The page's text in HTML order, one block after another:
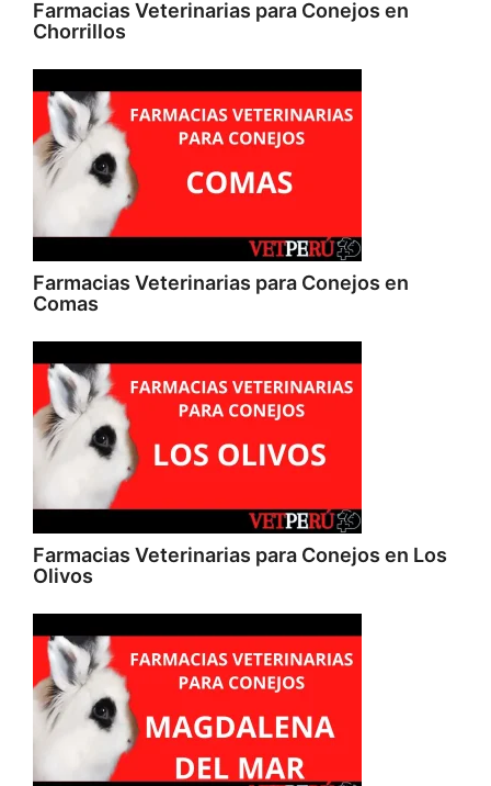
Farmacias Veterinarias para Conejos en
Chorrillos
Farmacias Veterinarias para Conejos en
Comas
Farmacias Veterinarias para Conejos en Los
Olivos